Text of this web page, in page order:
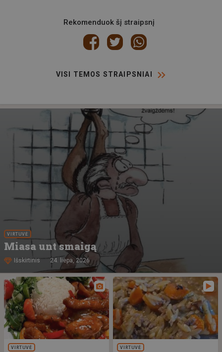
Rekomenduok šį straipsnį
VISI TEMOS STRAIPSNIAI
VIRTUVĖ
Miasa unt smaigą
Išskirtinis 24. liepa, 2026
VIRTUVĖ VIRTUVĖ